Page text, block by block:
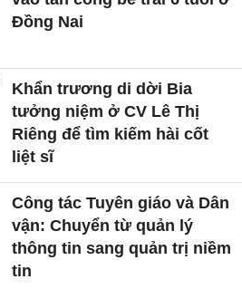
Đồng Nai
Khẩn trương di dời Bia
tưởng niệm ở CV Lê Thị
Riêng để tìm kiếm hài cốt
liệt sĩ
Công tác Tuyên giáo và Dân
vận: Chuyển từ quản lý
thông tin sang quản trị niềm
tin